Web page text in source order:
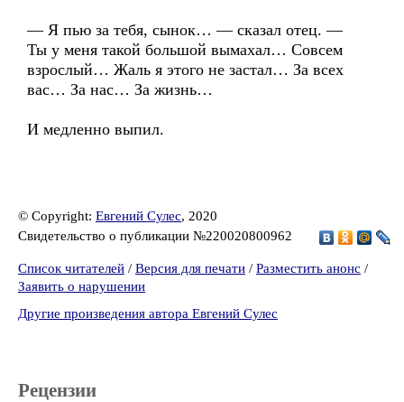
— Я пью за тебя, сынок… — сказал отец. —
Ты у меня такой большой вымахал… Совсем
взрослый… Жаль я этого не застал… За всех
вас… За нас… За жизнь…
И медленно выпил.
© Copyright: Евгений Сулес, 2020
Свидетельство о публикации №220020800962
Список читателей / Версия для печати / Разместить анонс /
Заявить о нарушении
Другие произведения автора Евгений Сулес
Рецензии